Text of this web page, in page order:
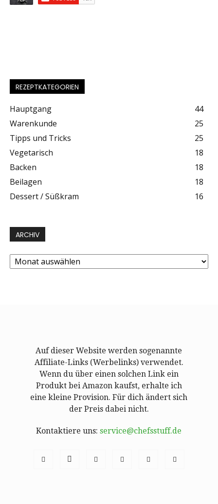
REZEPTKATEGORIEN
Hauptgang
44
Warenkunde
25
Tipps und Tricks
25
Vegetarisch
18
Backen
18
Beilagen
18
Dessert / Süßkram
16
ARCHIV
Archiv
Auf dieser Website werden sogenannte
Affiliate-Links (Werbelinks) verwendet.
Wenn du über einen solchen Link ein
Produkt bei Amazon kaufst, erhalte ich
eine kleine Provision. Für dich ändert sich
der Preis dabei nicht.
Kontaktiere uns:service@chefsstuff.de